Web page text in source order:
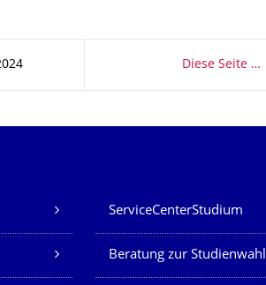
Diese Seite …
ServiceCenterStudium
Beratung zur Studienwahl